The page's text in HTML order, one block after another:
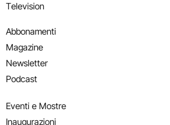
Television
Abbonamenti
Magazine
Newsletter
Podcast
Eventi e Mostre
Inaugurazioni